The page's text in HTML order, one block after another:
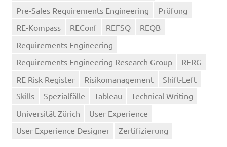
Pre-Sales Requirements Engineering
Prüfung
RE-Kompass
REConf REFSQ
REQB
Requirements Engineering
Requirements Engineering Research Group
RERG
RE Risk Register
Risikomanagement
Shift-Left
Skills
Spezialfälle Tableau
Technical Writing
Universität Zürich
User Experience
User Experience Designer
Zertifizierung